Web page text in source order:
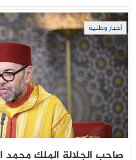
أخبار وطنية
صاحب الجلالة الملك